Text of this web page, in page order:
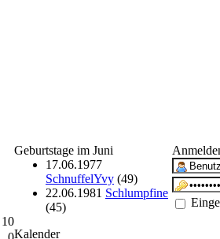
10
Geburtstage im Juni
17.06.1977
SchnuffelYvy (49)
22.06.1981 Schlumpfine
(45)
Kalender